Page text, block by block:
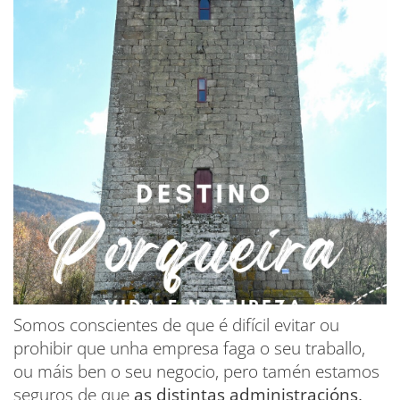
Somos conscientes de que é difícil evitar ou
prohibir que unha empresa faga o seu traballo,
ou máis ben o seu negocio, pero tamén estamos
seguros de que as distintas administracións,